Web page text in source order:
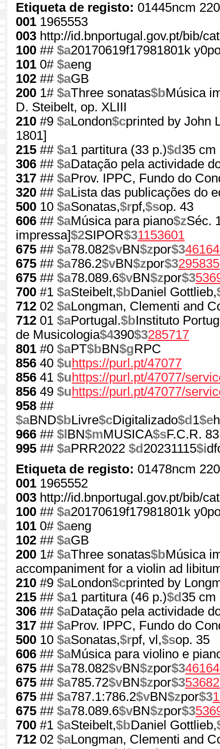
Etiqueta de registo: 01445ncm
001 1965553
003 http://id.bnportugal.gov.pt/bib/
100 ## $a20170619f17981801k
101 0# $aeng
102 ## $aGB
200 1# $aThree sonatas$bMúsica
D. Steibelt, op. XLIII
210 #9 $aLondon$cprinted by John
1801]
215 ## $a1 partitura (33 p.)$d 35 cm
306 ## $aDatação pela actividade
317 ## $aProv. IPPC, Fundo do
320 ## $aLista das publicações do
500 10 $aSonatas,$rpf,$sop. 43
606 ## $aMúsica para piano$zSéc.
impressa]$2SIPOR$31153601
675 ## $a78.082$vBN$zpor$3
675 ## $a786.2$vBN$zpor$3295835
675 ## $a78.089.6$vBN$zpor$3
700 #1 $aSteibelt,$bDaniel Gottlieb,
712 02 $aLongman, Clementi and
712 01 $aPortugal.$bInstituto
de Musicologia$4390$3285717
801 #0 $aPT$bBN$gRPC
856 40 $u https://purl.pt/47077
856 41 $u https://purl.pt/47077/
856 49 $u https://purl.pt/47077/
958 ##
$aBND$bLivre$cDigitalizado$d 1$e
966 ## $l BN$mMUSICA$sF.C.R.
995 ## $aPRR2022 $d 20231115$i
Etiqueta de registo: 01478ncm
001 1965552
003 http://id.bnportugal.gov.pt/bib/
100 ## $a20170619f17981801k
101 0# $aeng
102 ## $aGB
200 1# $aThree sonatas$bMúsica
accompaniment for a violin ad
210 #9 $aLondon$cprinted by
215 ## $a1 partitura (46 p.)$d 35 cm
306 ## $aDatação pela actividade
317 ## $aProv. IPPC, Fundo do
500 10 $aSonatas,$rpf, vl,$sop. 35
606 ## $aMúsica para violino e
675 ## $a78.082$vBN$zpor$3
675 ## $a785.72$vBN$zpor$3
675 ## $a787.1:786.2$vBN$zpor$3
675 ## $a78.089.6$vBN$zpor$3
700 #1 $aSteibelt,$bDaniel Gottlieb,
712 02 $aLongman, Clementi and